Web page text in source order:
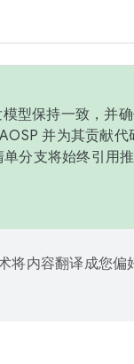
型保持一致，并
并为其贡献代
单分支将始终引用
将内容翻译成您偏